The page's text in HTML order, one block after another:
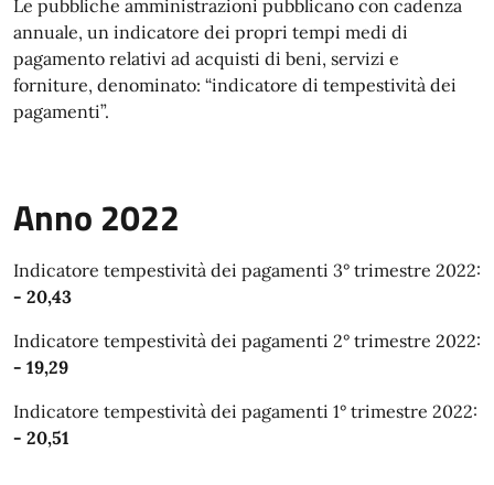
Le pubbliche amministrazioni pubblicano con cadenza
annuale, un indicatore dei propri tempi medi di
pagamento relativi ad acquisti di beni, servizi e
forniture, denominato: “indicatore di tempestività dei
pagamenti”.
Anno 2022
Indicatore tempestività dei pagamenti 3° trimestre 2022:
- 20,43
Indicatore tempestività dei pagamenti 2° trimestre 2022:
- 19,29
Indicatore tempestività dei pagamenti 1° trimestre 2022:
- 20,51